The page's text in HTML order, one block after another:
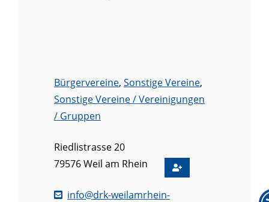
Riedlistrasse 20
79576Weil am Rhein
info@drk-weilamrhein-
Bürgervereine, Sonstige Vereine,
Sonstige Vereine / Vereinigungen
/ Gruppen